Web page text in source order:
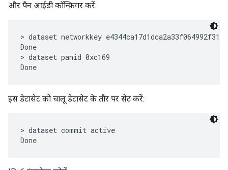
और पैन आईडी कॉन्फ़िगर करें:
> dataset networkkey
Done
> dataset panid 0xc169
इस डेटासेट को चालू डेटासेट के तौर पर सेट करें:
> dataset commit active